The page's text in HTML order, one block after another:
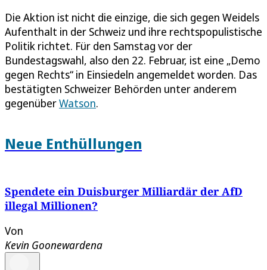
Die Aktion ist nicht die einzige, die sich gegen Weidels
Aufenthalt in der Schweiz und ihre rechtspopulistische
Politik richtet. Für den Samstag vor der
Bundestagswahl, also den 22. Februar, ist eine „Demo
gegen Rechts“ in Einsiedeln angemeldet worden. Das
bestätigten Schweizer Behörden unter anderem
gegenüberWatson.
Neue Enthüllungen
Spendete ein Duisburger Milliardär der AfD
illegal Millionen?
Von
Kevin Goonewardena